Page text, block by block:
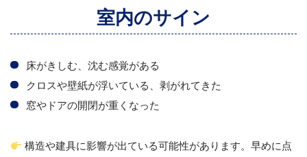
室内のサイン
床がきしむ、沈む感覚がある
クロスや壁紙が浮いている、剥がれてきた
窓やドアの開閉が重くなった
構造や建具に影響が出ている可能性があります。早めに点